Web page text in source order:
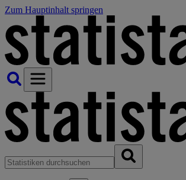
Zum Hauptinhalt springen